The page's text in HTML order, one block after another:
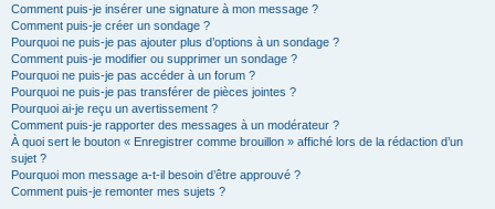
Comment puis-je insérer une signature à mon message ?
Comment puis-je créer un sondage ?
Pourquoi ne puis-je pas ajouter plus d’options à un sondage ?
Comment puis-je modifier ou supprimer un sondage ?
Pourquoi ne puis-je pas accéder à un forum ?
Pourquoi ne puis-je pas transférer de pièces jointes ?
Pourquoi ai-je reçu un avertissement ?
Comment puis-je rapporter des messages à un modérateur ?
À quoi sert le bouton « Enregistrer comme brouillon » affiché lors de la rédaction d’un
sujet ?
Pourquoi mon message a-t-il besoin d’être approuvé ?
Comment puis-je remonter mes sujets ?